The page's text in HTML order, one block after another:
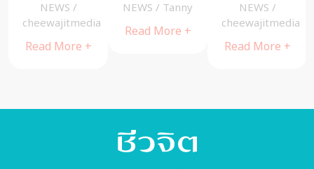
เปลี่ยนแปลง
ไม่กล้าออก
จากคอมฟอร์ต
MIND /
cheewajitmedia
Read More +
Love”
แอนิเมชัน
NEWS/
cheewajitmedia
อินทรีย์ พิเศษ
พร้อมโปรโมชั่
นรับฟรี ข้าว
NEWS/A
Cuisine
Read More +